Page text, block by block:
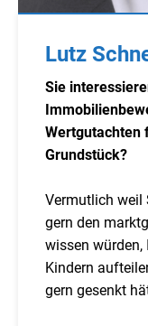
Lutz
Sie
Wertgutachten
Grundstück?
Vermutlich weil
gern den
wissen würden,
Kindern
gern gesenkt